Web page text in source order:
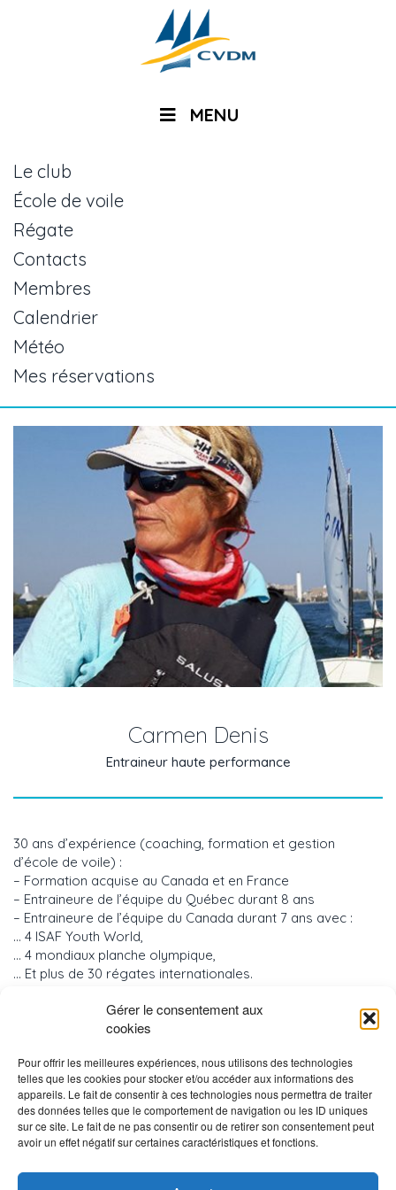
Gérer le consentement aux
cookies
Pour offrir les meilleures expériences, nous utilisons des technologies
telles que les cookies pour stocker et/ou accéder aux informations des
appareils. Le fait de consentir à ces technologies nous permettra de traiter
des données telles que le comportement de navigation ou les ID uniques
sur ce site. Le fait de ne pas consentir ou de retirer son consentement peut
avoir un effet négatif sur certaines caractéristiques et fonctions.
MENU
Le club
École de voile
Régate
Contacts
Membres
Calendrier
Météo
Mes réservations
Carmen Denis
Entraineur haute performance
30 ans d’expérience (coaching, formation et gestion
d’école de voile) :
– Formation acquise au Canada et en France
– Entraineure de l’équipe du Québec durant 8 ans
– Entraineure de l’équipe du Canada durant 7 ans avec :
… 4 ISAF Youth World,
… 4 mondiaux planche olympique,
… Et plus de 30 régates internationales.
du Mexique pour Jeux olympiques de Sydney 2000
– Formation d’entraineurs pour Solidarité Olympique en
– Formatrice de la Fédération de voile du Québec et Voile
Canada